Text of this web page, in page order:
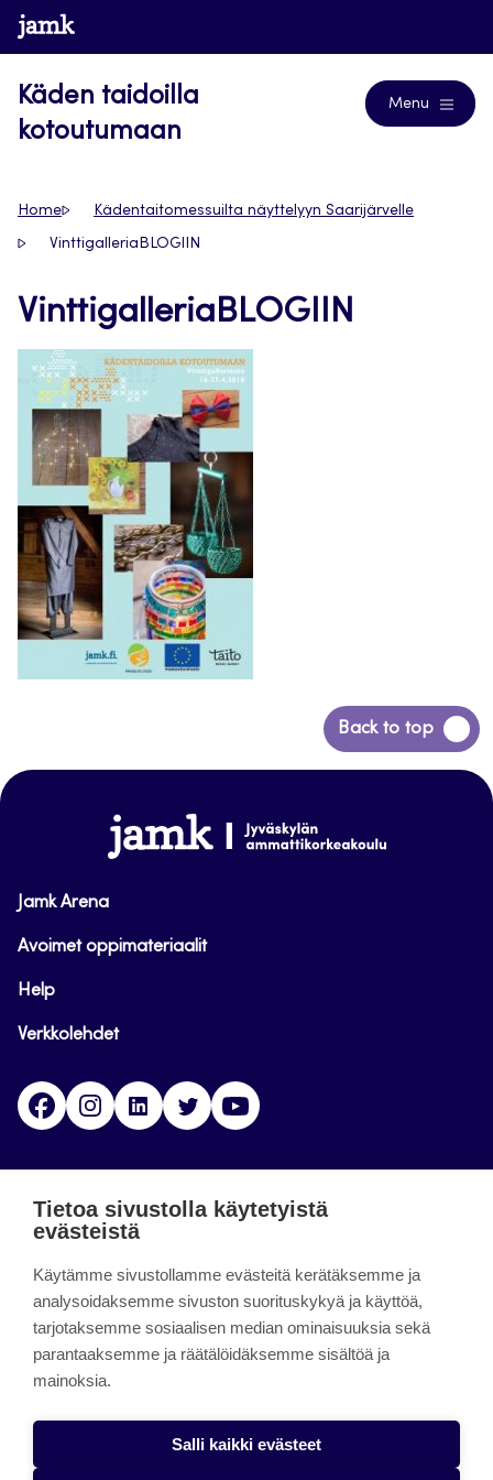
Siirry
suoraan
www.jamk.fi
Käden taidoilla
kotoutumaan
Menu
Home Kädentaitomessuilta näyttelyyn Saarijärvelle
VinttigalleriaBLOGIIN
VinttigalleriaBLOGIIN
Back to top
Siirry
takaisin
www.jamk.fi
Jamk Arena
Avoimet oppimateriaalit
Help
Verkkolehdet
FacebookInstagramLinkedinTwitter
päättynyt 11.9.2023.
About the site
Käyttöehdot
Saavutettavuusseloste
Tietoa sivustolla käytetyistä
evästeistä
Käytämme sivustollamme evästeitä kerätäksemme ja
analysoidaksemme sivuston suorituskykyä ja käyttöä,
tarjotaksemme sosiaalisen median ominaisuuksia sekä
parantaaksemme ja räätälöidäksemme sisältöä ja
mainoksia.
Salli kaikki evästeet